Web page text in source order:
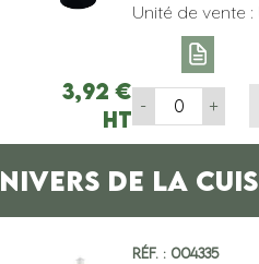
Unité de vente :
3,92€
HT
- +
DE LA
Réf. : 004335